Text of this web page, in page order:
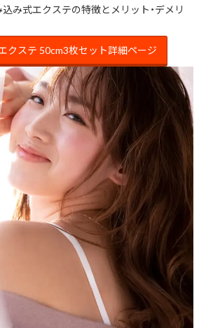
み式エクステの特徴とメリット・デメリ
クステ 50cm3枚セット詳細ページ